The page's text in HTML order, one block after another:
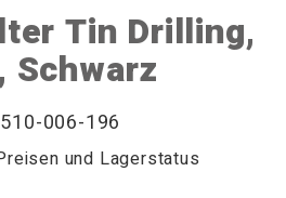
Tin Drilling,
Schwarz
006-196
und Lagerstatus